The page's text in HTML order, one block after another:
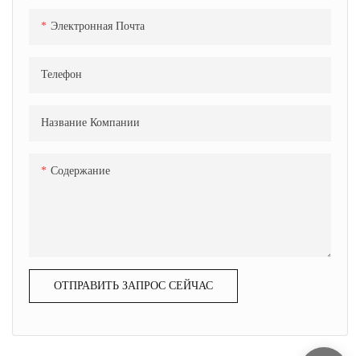
Электронная Почта
Телефон
Название Компании
Содержание
ОТПРАВИТЬ ЗАПРОС СЕЙЧАС